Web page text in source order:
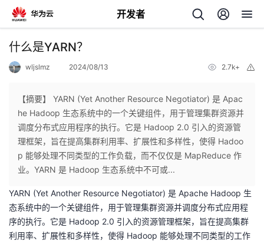
开发者
返
个
人
主
页
我
的
开
我
的
我
什么是YARN？
wljslmz 2024/08/13 2.7k+
【摘要】 YARN (Yet Another Resource Negotiator) 是 Apac
he Hadoop 生态系统中的一个关键组件，用于管理集群资源并
调度分布式应用程序的执行。它是 Hadoop 2.0 引入的资源管
理框架，旨在提高集群利用率、扩展性和多样性，使得 Hadoo
p 能够处理不同类型的工作负载，而不仅仅是 MapReduce 作
业。YARN 是 Hadoop 生态系统中不可或...
YARN (Yet Another Resource Negotiator) 是 Apache Hadoop 生
态系统中的一个关键组件，用于管理集群资源并调度分布式应用程
序的执行。它是 Hadoop 2.0 引入的资源管理框架，旨在提高集群
利用率、扩展性和多样性，使得 Hadoop 能够处理不同类型的工作